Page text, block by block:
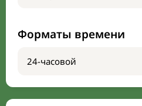
Форматы времени